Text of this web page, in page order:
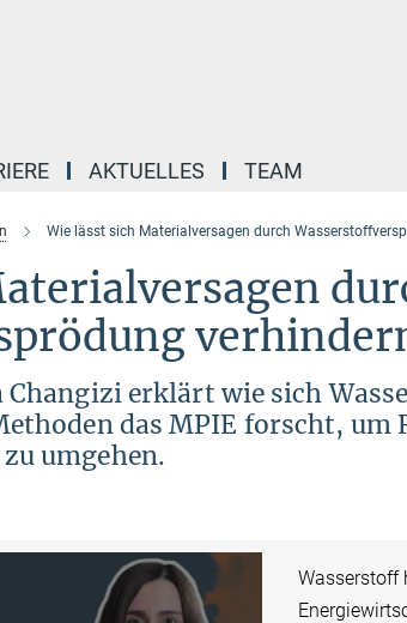
AKTUELLES TEAM
Wie lässt sich Materialversagen durch
Changizi erklärt wie sich
das MPIE forscht, um
umgehen.
Wasserstoff